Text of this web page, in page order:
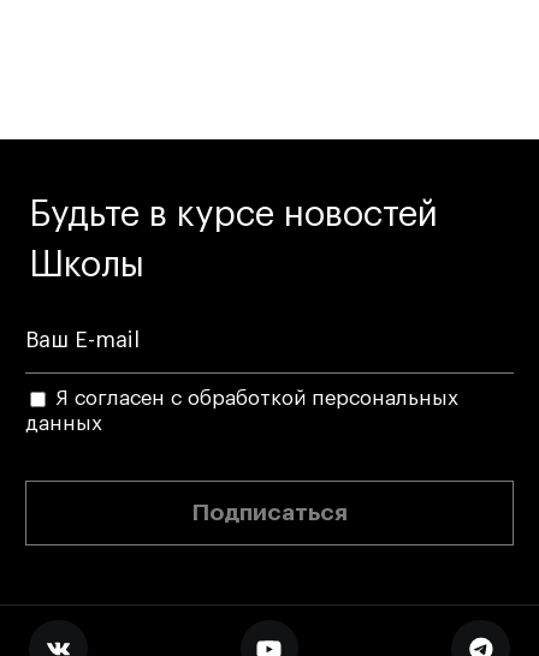
Будьте в курсе новостей
Школы
Я согласен с обработкой персональных
данных
Подписаться